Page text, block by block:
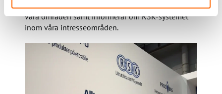
Vi genomför också kontinuerligt utbildningar inom
våra områden samt informerar om RSK-systemet
inom våra intresseområden.